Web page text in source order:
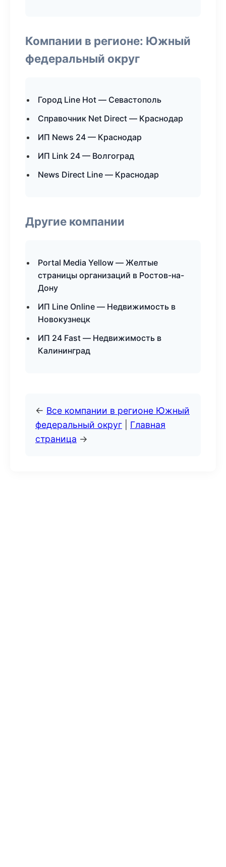
Компании в регионе: Южный
федеральный округ
Город Line Hot — Севастополь
Справочник Net Direct — Краснодар
ИП News 24 — Краснодар
ИП Link 24 — Волгоград
News Direct Line — Краснодар
Другие компании
Portal Media Yellow — Желтые
страницы организаций в Ростов-на-
Дону
ИП Line Online — Недвижимость в
Новокузнецк
ИП 24 Fast — Недвижимость в
Калининград
← Все компании в регионе Южный
федеральный округ
Главная
страница →